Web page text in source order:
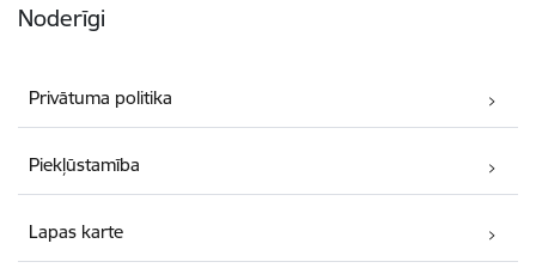
Noderīgi
Privātuma politika
Piekļūstamība
Lapas karte